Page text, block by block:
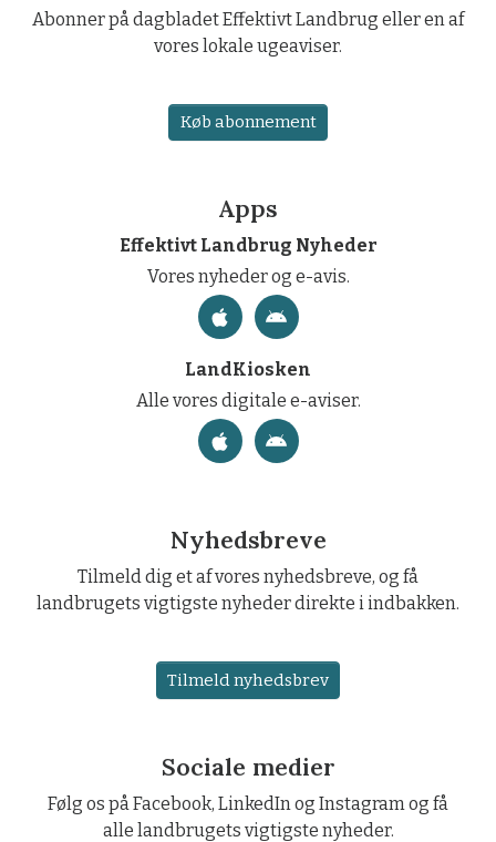
Abonner på dagbladet Effektivt Landbrug eller en af
vores lokale ugeaviser.
Køb abonnement
Apps
Effektivt Landbrug Nyheder
Vores nyheder og e-avis.
LandKiosken
Alle vores digitale e-aviser.
Nyhedsbreve
Tilmeld dig et af vores nyhedsbreve, og få
landbrugets vigtigste nyheder direkte i indbakken.
Tilmeld nyhedsbrev
Sociale medier
Følg os på Facebook, LinkedIn og Instagram og få
alle landbrugets vigtigste nyheder.